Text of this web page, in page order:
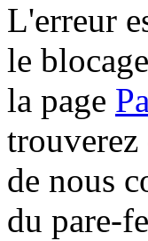
L'erreur
le
la page
de nous
du pare-